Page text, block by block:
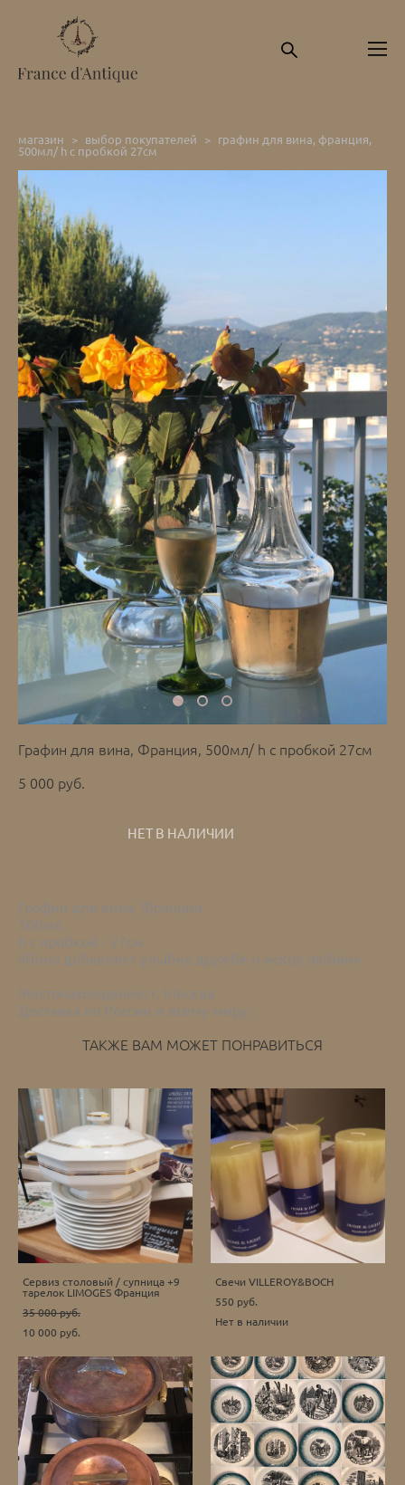
магазин > выбор покупателей > графин для вина, франция,
500мл/ h с пробкой 27см
Графин для вина, Франция, 500мл/ h с пробкой 27см
5 000 pуб.
НЕТ В НАЛИЧИИ
Графин для вина, Франция
500мл
h с пробкой - 27см
«Вино добавляет улыбку дружбе и искру любви»
Местонахождение: г. Москва
Доставка по России и всему миру.
ТАКЖЕ ВАМ МОЖЕТ ПОНРАВИТЬСЯ
Сервиз столовый / супница +9
тарелок LIMOGES Франция
35 000 pуб.
10 000 pуб.
Cвечи VILLEROY&BOCH
550 pуб.
Нет в наличии